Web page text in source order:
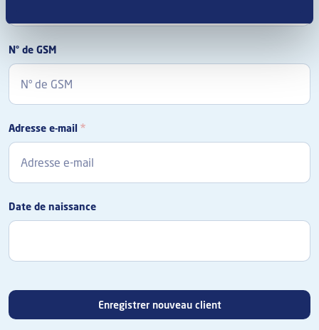
N° de GSM
Adresse e-mail
Date de naissance
Enregistrer nouveau client